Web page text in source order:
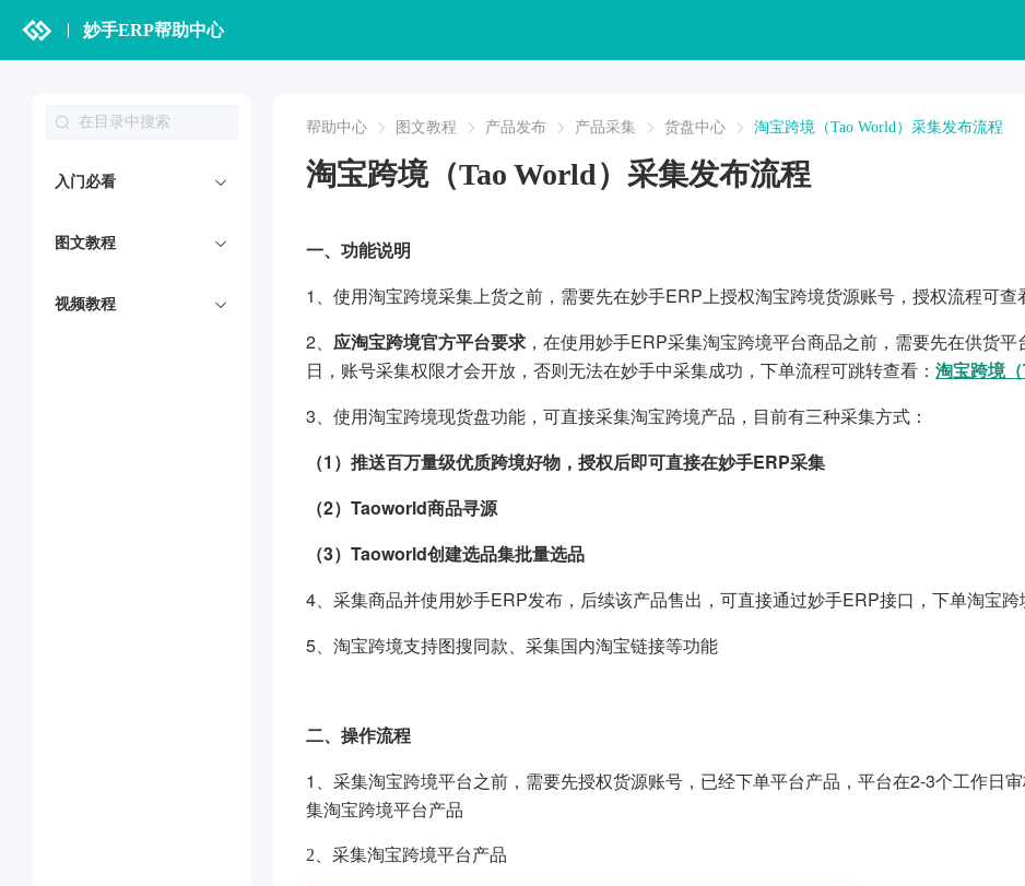
妙手ERP帮助中心
入门必看
图文教程
视频教程
帮助中心 图文教程 产品发布 产品采集 货盘中心 淘宝跨境（Tao World）采集发布流程
淘宝跨境（Tao World）采集发布流程
一、功能说明
1、使用淘宝跨境采集上货之前，需要先在妙手ERP上授权淘宝跨境货源账号，授权流程可查
2、 应淘宝跨境官方平台要求 ，在使用妙手ERP采集淘宝跨境平台商品之前，需要先在供货
日，账号采集权限才会开放，否则无法在妙手中采集成功，下单流程可跳转查看： 淘宝跨境
3、使用淘宝跨境现货盘功能，可直接采集淘宝跨境产品， 目前有三种采集方式：
（1）推送百万量级优质跨境好物，授权后即可直接在妙手ERP采集
（2）Taoworld商品寻源
（3）Taoworld创建选品集批量选品
4、采集商品并使用妙手ERP发布，后续该产品售出，可直接通过妙手ERP接口，下单淘宝
5、淘宝跨境支持图搜同款、采集国内淘宝链接等功能
二、操作流程
1、采集淘宝跨境平台之前，需要先授权货源账号，已经下单平台产品，平台在2-3个工作日
集淘宝跨境平台产品
2、采集淘宝跨境平台产品